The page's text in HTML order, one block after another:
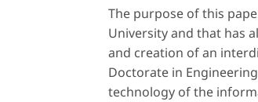
The purpose of this
University and that has
and creation of an
Doctorate in
technology of the